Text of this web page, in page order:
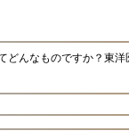
どんなものですか？東洋